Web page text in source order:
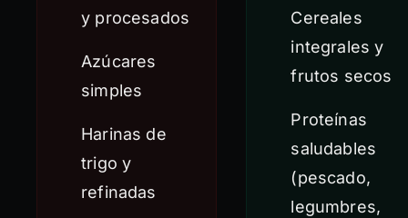
y procesados
Azúcares
simples
Harinas de
trigo y
refinadas
Cereales
integrales y
frutos secos
Proteínas
saludables
(pescado,
legumbres,